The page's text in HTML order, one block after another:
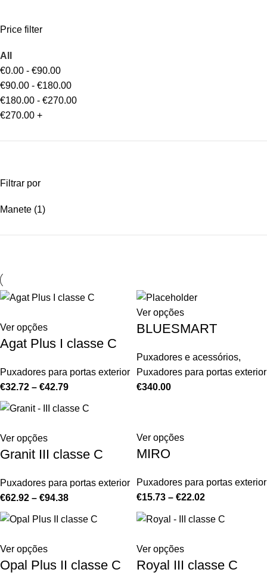
Price filter
All
€0.00 - €90.00
€90.00 - €180.00
€180.00 - €270.00
€270.00 +
Filtrar por
Manete (1)
Ver opções
Agat Plus I classe C
Puxadores para portas exterior
€32.72 – €42.79
Ver opções
BLUESMART
Puxadores e acessórios,
Puxadores para portas exterior
€340.00
Ver opções
Granit III classe C
Puxadores para portas exterior
€62.92 – €94.38
Ver opções
MIRO
Puxadores para portas exterior
€15.73 – €22.02
Ver opções
Opal Plus II classe C
Ver opções
Royal III classe C